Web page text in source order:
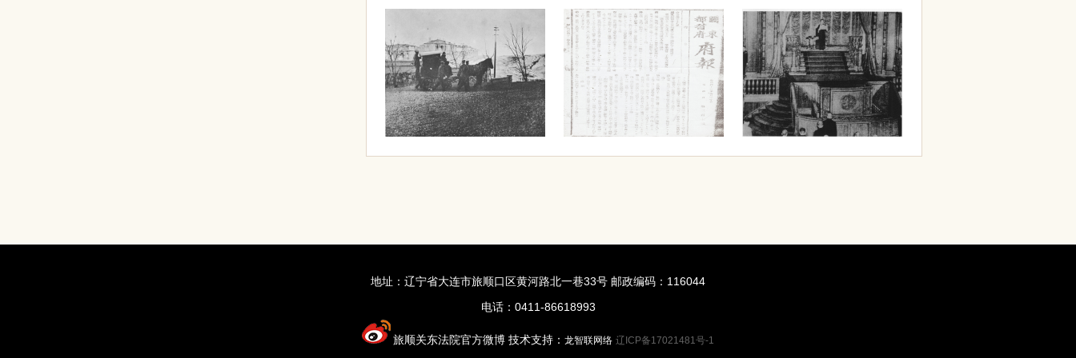
地址：辽宁省大连市旅顺口区黄河路北一巷33号 邮政编码：116044
电话：0411-86618993
旅顺关东法院官方微博 技术支持： 龙智联网络 辽ICP备17021481号-1